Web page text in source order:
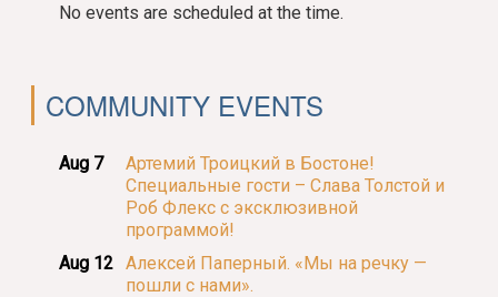
No events are scheduled at the time.
COMMUNITY EVENTS
Aug 7
Артемий Троицкий в Бостоне!
Специальные гости – Слава Толстой и
Роб Флекс с эксклюзивной
программой!
Aug 12 Алексей Паперный. «Мы на речку —
пошли с нами».